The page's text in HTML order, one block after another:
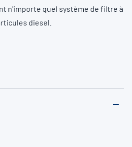
n'importe quel système de filtre à
diesel.